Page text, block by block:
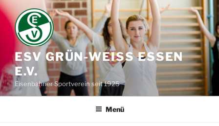
Zum
Inhalt
springen
ESV GRÜN-WEISS ESSEN E
.V.
Eisenbahner Sportverein seit 1925
Menü